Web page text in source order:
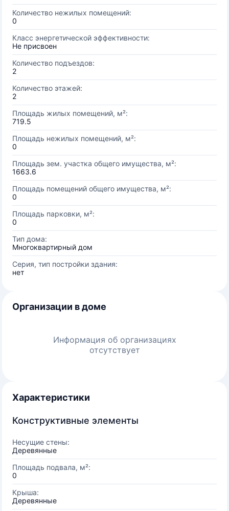
Количество нежилых помещений:
0
Класс энергетической эффективности:
Не присвоен
Количество подъездов:
2
Количество этажей:
2
Площадь жилых помещений, м²:
719.5
Площадь нежилых помещений, м²:
0
Площадь зем. участка общего имущества, м²:
1663.6
Площадь помещений общего имущества, м²:
0
Площадь парковки, м²:
0
Тип дома:
Многоквартирный дом
Серия, тип постройки здания:
нет
Организации в доме
Информация об организациях
отсутствует
Характеристики
Конструктивные элементы
Несущие стены:
Деревянные
Площадь подвала, м²:
0
Крыша:
Деревянные